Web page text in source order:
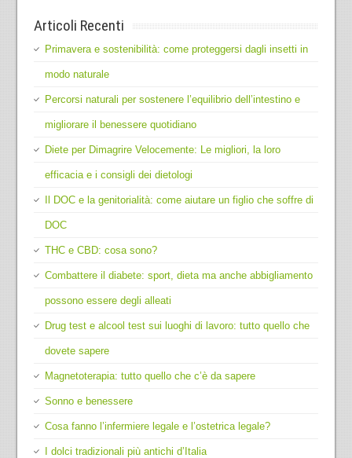
Articoli Recenti
Primavera e sostenibilità: come proteggersi dagli insetti in
modo naturale
Percorsi naturali per sostenere l’equilibrio dell’intestino e
migliorare il benessere quotidiano
Diete per Dimagrire Velocemente: Le migliori, la loro
efficacia e i consigli dei dietologi
Il DOC e la genitorialità: come aiutare un figlio che soffre di
DOC
THC e CBD: cosa sono?
Combattere il diabete: sport, dieta ma anche abbigliamento
possono essere degli alleati
Drug test e alcool test sui luoghi di lavoro: tutto quello che
dovete sapere
Magnetoterapia: tutto quello che c’è da sapere
Sonno e benessere
Cosa fanno l’infermiere legale e l’ostetrica legale?
I dolci tradizionali più antichi d’Italia